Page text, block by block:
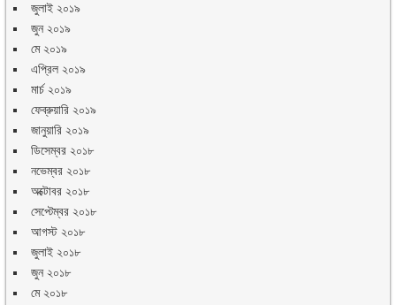
জুলাই ২০১৯
জুন ২০১৯
মে ২০১৯
এপ্রিল ২০১৯
মার্চ ২০১৯
ফেব্রুয়ারি ২০১৯
জানুয়ারি ২০১৯
ডিসেম্বর ২০১৮
নভেম্বর ২০১৮
অক্টোবর ২০১৮
সেপ্টেম্বর ২০১৮
আগস্ট ২০১৮
জুলাই ২০১৮
জুন ২০১৮
মে ২০১৮